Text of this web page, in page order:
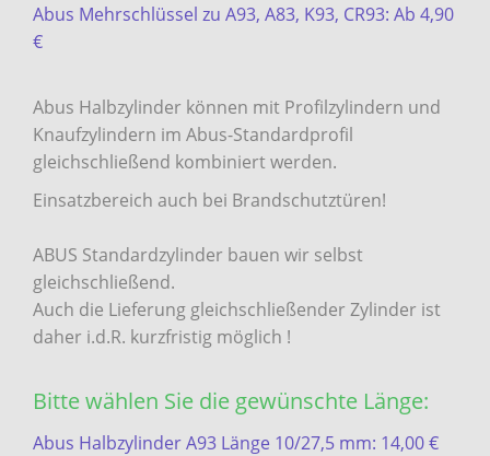
Abus Mehrschlüssel zu A93, A83, K93, CR93: Ab 4,90
€
Abus Halbzylinder können mit Profilzylindern und
Knaufzylindern im Abus-Standardprofil
gleichschließend kombiniert werden.
Einsatzbereich auch bei Brandschutztüren!
ABUS Standardzylinder bauen wir selbst
gleichschließend.
Auch die Lieferung gleichschließender Zylinder ist
daher i.d.R. kurzfristig möglich !
Bitte wählen Sie die gewünschte Länge:
Abus Halbzylinder A93 Länge 10/27,5 mm: 14,00 €